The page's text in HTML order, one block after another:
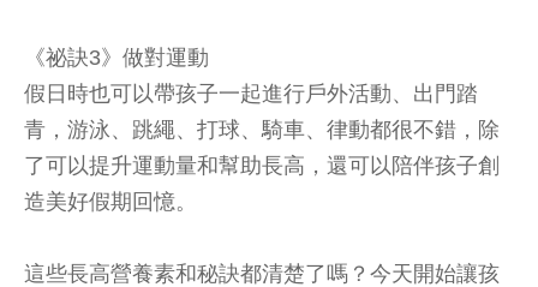
《祕訣3》做對運動
假日時也可以帶孩子一起進行戶外活動、出門踏
青，游泳、跳繩、打球、騎車、律動都很不錯，除
了可以提升運動量和幫助長高，還可以陪伴孩子創
造美好假期回憶。
這些長高營養素和秘訣都清楚了嗎？今天開始讓孩